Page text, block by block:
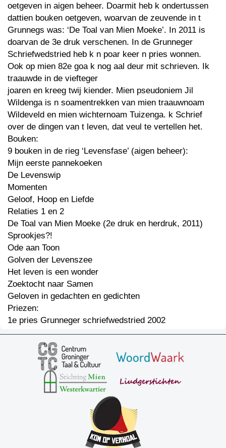
oetgeven in aigen beheer. Doarmit heb k ondertussen
dattien bouken oetgeven, woarvan de zeuvende in t
Grunnegs was: ‘De Toal van Mien Moeke’. In 2011 is
doarvan de 3e druk verschenen. In de Grunneger
Schriefwedstried heb k n poar keer n pries wonnen.
Ook op mien 82e goa k nog aal deur mit schrieven. Ik
traauwde in de viefteger
joaren en kreeg twij kiender. Mien pseudoniem Jil
Wildenga is n soamentrekken van mien traauwnoam
Wildeveld en mien wichternoam Tuizenga. k Schrief
over de dingen van t leven, dat veul te vertellen het.
Bouken:
9 bouken in de rieg ‘Levensfase’ (aigen beheer):
Mijn eerste pannekoeken
De Levenswip
Momenten
Geloof, Hoop en Liefde
Relaties 1 en 2
De Toal van Mien Moeke (2e druk en herdruk, 2011)
Sprookjes?!
Ode aan Toon
Golven der Levenszee
Het leven is een wonder
Zoektocht naar Samen
Geloven in gedachten en gedichten
Priezen:
1e pries Grunneger schriefwedstried 2002